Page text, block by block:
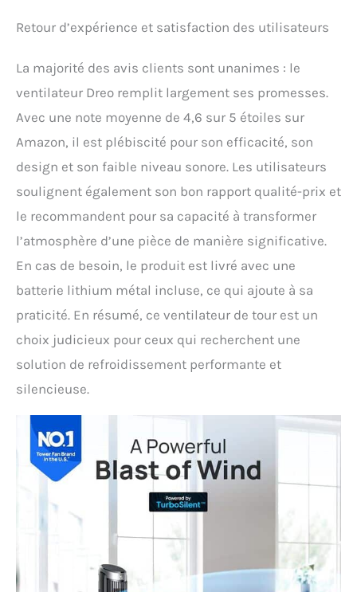
Retour d’expérience et satisfaction des utilisateurs
La majorité des avis clients sont unanimes : le
ventilateur Dreo remplit largement ses promesses.
Avec une note moyenne de 4,6 sur 5 étoiles sur
Amazon, il est plébiscité pour son efficacité, son
design et son faible niveau sonore. Les utilisateurs
soulignent également son bon rapport qualité-prix et
le recommandent pour sa capacité à transformer
l’atmosphère d’une pièce de manière significative.
En cas de besoin, le produit est livré avec une
batterie lithium métal incluse, ce qui ajoute à sa
praticité. En résumé, ce ventilateur de tour est un
choix judicieux pour ceux qui recherchent une
solution de refroidissement performante et
silencieuse.